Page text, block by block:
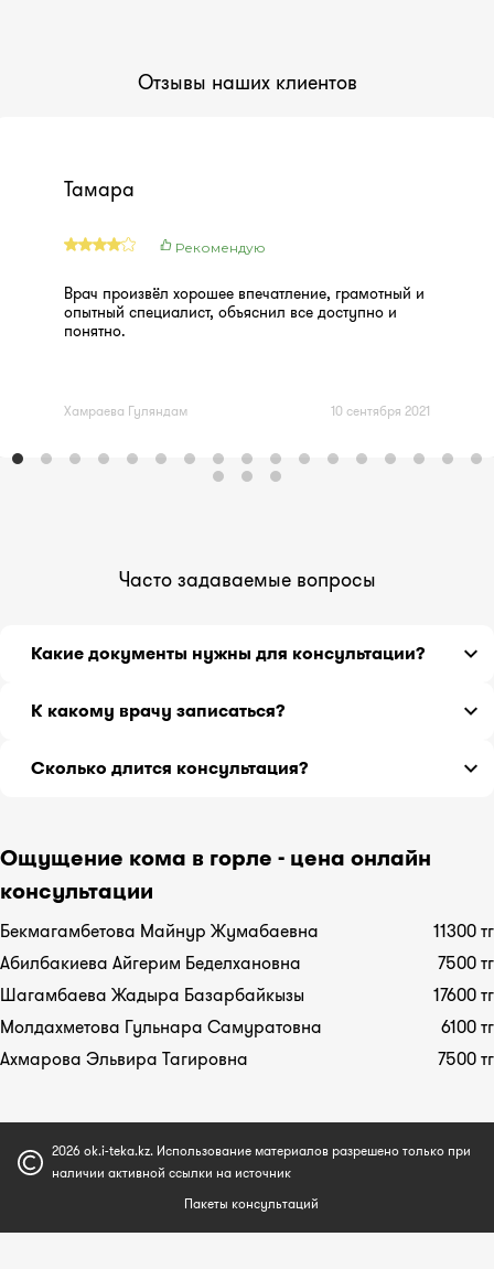
Отзывы наших клиентов
Тамара
Рекомендую
Врач произвёл хорошее впечатление, грамотный и
опытный специалист, объяснил все доступно и
понятно.
Хамраева Гуляндам 10 сентября 2021
Часто задаваемые вопросы
Какие документы нужны для консультации?
предварительным диагнозом, проведенными
сопутствующих заболеваниях, перечень
принимаемых лекарств.
К какому врачу записаться?
обратитесь к терапевту.
Сколько длится консультация?
Ощущение кома в горле - цена онлайн
консультации
Бекмагамбетова Майнур Жумабаевна
11300 тг
Абилбакиева Айгерим Беделхановна
7500 тг
Шагамбаева Жадыра Базарбайкызы
17600 тг
Молдахметова Гульнара Самуратовна
6100 тг
Ахмарова Эльвира Тагировна
7500 тг
2026 ok.i-teka.kz. Использование материалов разрешено только при
наличии активной ссылки на источник
Пакеты консультаций